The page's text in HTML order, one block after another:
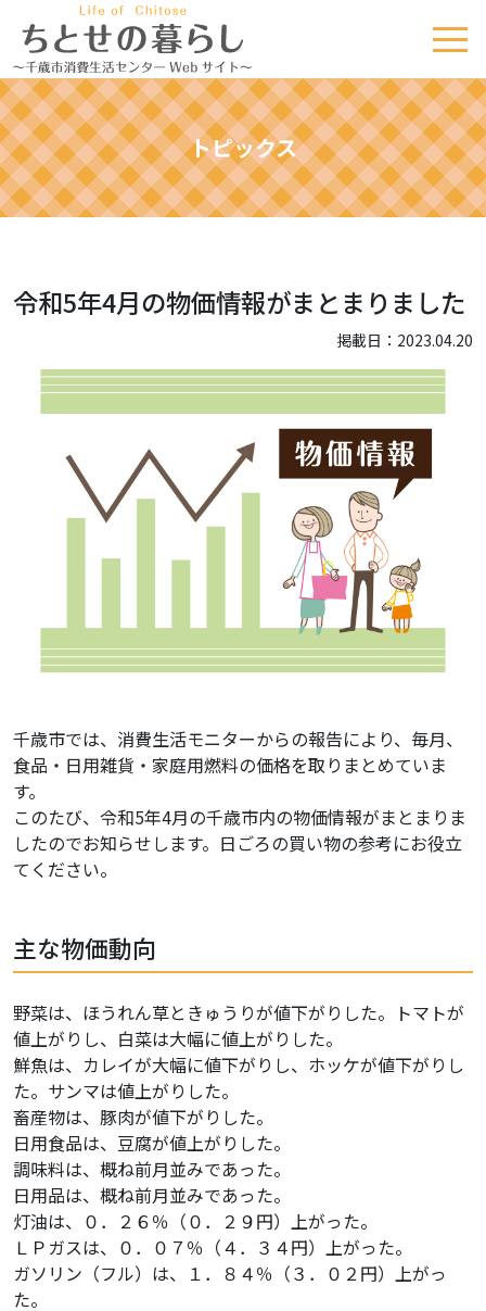
トピックス
令和5年4月の物価情報がまとまりました
掲載日：2023.04.20
千歳市では、消費生活モニターからの報告により、毎月、
食品・日用雑貨・家庭用燃料の価格を取りまとめていま
す。
このたび、令和5年4月の千歳市内の物価情報がまとまりま
したのでお知らせします。日ごろの買い物の参考にお役立
てください。
主な物価動向
野菜は、ほうれん草ときゅうりが値下がりした。トマトが
値上がりし、白菜は大幅に値上がりした。
鮮魚は、カレイが大幅に値下がりし、ホッケが値下がりし
た。サンマは値上がりした。
畜産物は、豚肉が値下がりした。
日用食品は、豆腐が値上がりした。
調味料は、概ね前月並みであった。
日用品は、概ね前月並みであった。
灯油は、０．２６％（０．２９円）上がった。
ＬＰガスは、０．０７％（４．３４円）上がった。
ガソリン（フル）は、１．８４％（３．０２円）上がっ
た。